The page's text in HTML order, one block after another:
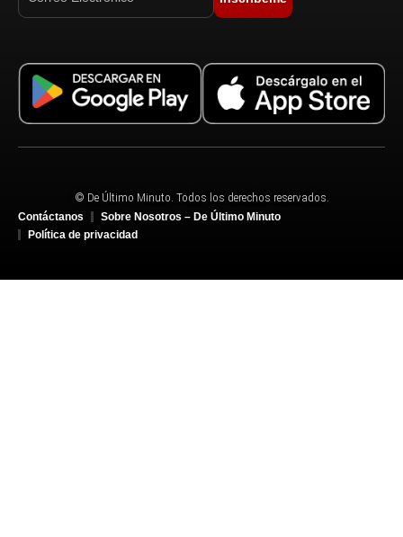
© De Último Minuto. Todos los derechos reservados.
Contáctanos
Sobre Nosotros – De Último Minuto
Política de privacidad